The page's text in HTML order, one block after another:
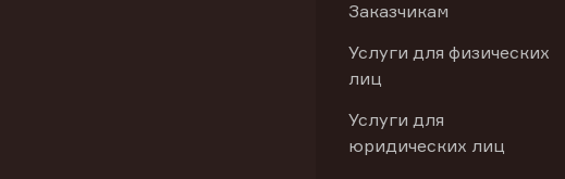
Заказчикам
Услуги для физических
лиц
Услуги для
юридических лиц